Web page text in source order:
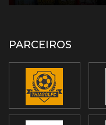
PARCEIROS